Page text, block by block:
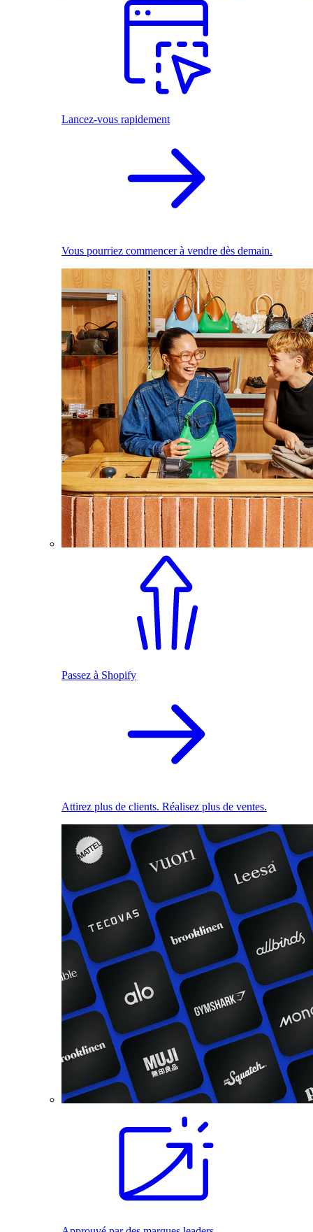
Lancez-vous rapidement
Vous pourriez commencer à vendre dès demain.
Passez à Shopify
Attirez plus de clients. Réalisez plus de ventes.